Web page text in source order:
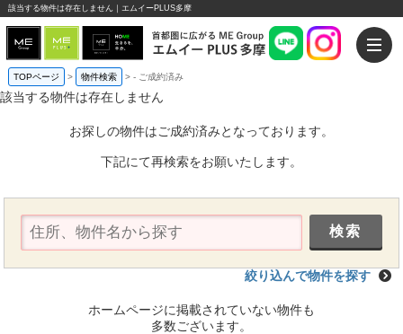
該当する物件は存在しません｜エムイーPLUS多摩
TOPページ > 物件検索 >- ご成約済み
該当する物件は存在しません
お探しの物件はご成約済みとなっております。
下記にて再検索をお願いたします。
絞り込んで物件を探す
ホームページに掲載されていない物件も
多数ございます。